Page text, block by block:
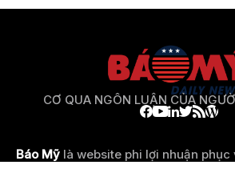
CƠ QUA NGÔN LUẬN CỦA
Báo Mỹ là website phi lợi nhuận